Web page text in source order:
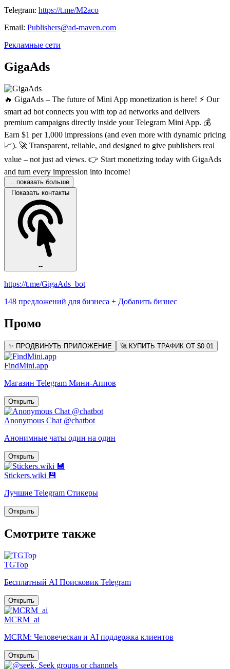
Telegram: https://t.me/M2aco
Email: Publishers@ad-maven.com
Рекламные сети
GigaAds
🔥 GigaAds – The future of Mini App monetization is here! ⚡️ Our
smart ad bot connects you with top ad networks and delivers
premium campaigns directly inside your Telegram Mini App. 💰
Earn $1 per 1,000 impressions (and even more with dynamic pricing
📈). 🚀 Transparent, reliable, and designed to give publishers real
value – not just ad views. 👉 Start monetizing today with GigaAds
and turn every impression into income!
... показать больше
Показать контакты
--
https://t.me/GigaAds_bot
148 предложений для бизнеса + Добавить бизнес
Промо
✨ ПРОДВИНУТЬ ПРИЛОЖЕНИЕ 🚀 КУПИТЬ ТРАФИК ОТ $0.01
FindMini.app
Магазин Telegram Мини-Аппов
Открыть
Anonymous Chat @chatbot
Анонимные чаты один на один
Открыть
Stickers.wiki 💾
Лучшие Telegram Стикеры
Открыть
Смотрите также
TGTop
Бесплатный AI Поисковик Telegram
Открыть
MCRM_ai
MCRM: Человеческая и AI поддержка клиентов
Открыть